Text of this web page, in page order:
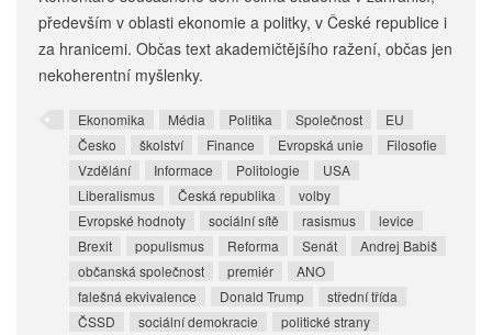
především v oblasti ekonomie a politky, v České republice i
za hranicemi. Občas text akademičtějšího ražení, občas jen
nekoherentní myšlenky.
Ekonomika Média Politika Společnost
EU
Česko
školství Finance Evropská unie
Filosofie
Vzdělání
Informace Politologie
USA
Liberalismus
Česká republika
volby
Evropské hodnoty
sociální sítě rasismus
levice
Brexit
populismus Reforma Senát
Andrej Babiš
občanská společnost
premiér
ANO
falešná ekvivalence
Donald Trump
střední třída
ČSSD
sociální demokracie politické strany